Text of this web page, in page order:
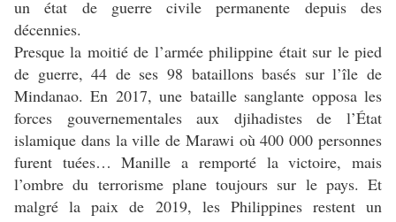
un état de guerre civile permanente depuis des
décennies.
Presque la moitié de l’armée philippine était sur le pied
de guerre, 44 de ses 98 bataillons basés sur l’île de
Mindanao. En 2017, une bataille sanglante opposa les
forces gouvernementales aux djihadistes de l’État
islamique dans la ville de Marawi où 400 000 personnes
furent tuées… Manille a remporté la victoire, mais
l’ombre du terrorisme plane toujours sur le pays. Et
malgré la paix de 2019, les Philippines restent un